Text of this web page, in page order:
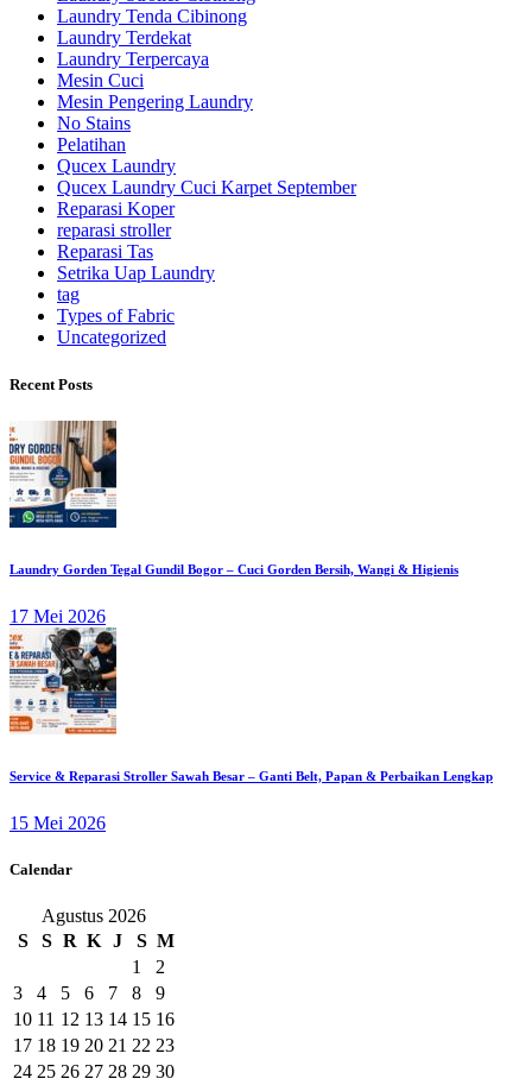
Laundry Tenda Cibinong
Laundry Terdekat
Laundry Terpercaya
Mesin Cuci
Mesin Pengering Laundry
No Stains
Pelatihan
Qucex Laundry
Qucex Laundry Cuci Karpet September
Reparasi Koper
reparasi stroller
Reparasi Tas
Setrika Uap Laundry
tag
Types of Fabric
Uncategorized
Recent Posts
Laundry Gorden Tegal Gundil Bogor – Cuci Gorden Bersih, Wangi & Higienis
17 Mei 2026
Service & Reparasi Stroller Sawah Besar – Ganti Belt, Papan & Perbaikan Lengkap
15 Mei 2026
Calendar
Agustus 2026
S
S R K J S M
1
2
3
4 5 6 7 8
9
10 11 12 13 14 15 16
17 18 19 20 21 22 23
24 25 26 27 28 29 30